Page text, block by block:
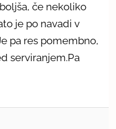
če nekoliko
je po navadi v
pa res pomembno,
serviranjem.Pa